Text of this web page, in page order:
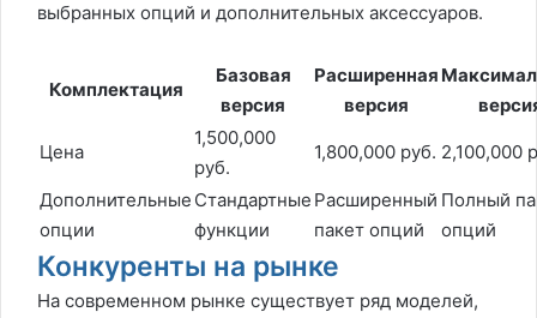
выбранных опций и дополнительных аксессуаров.
Комплектация
Базовая
версия
Расширенная
версия
Цена
1,500,000
руб.
1,800,000 руб. 2,100,000
Дополнительные
опции
Стандартные
функции
Расширенный
пакет опций
Полный
опций
Конкуренты на рынке
На современном рынке существует ряд моделей,